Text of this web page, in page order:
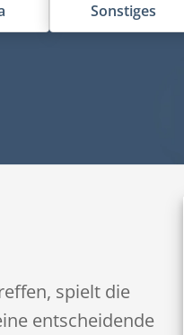
Sonstiges
spielt die
entscheidende